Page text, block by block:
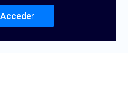
Acceder